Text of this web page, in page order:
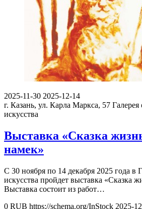
2025-11-30 2025-12-14
г. Казань, ул. Карла Маркса, 57 Галерея
искусства
Выставка «Сказка
намек»
С 30 ноября по 14 декабря 2025 года в
искусства пройдет выставка «Сказка
Выставка состоит из работ…
0 RUB https://schema.org/InStock 2025-